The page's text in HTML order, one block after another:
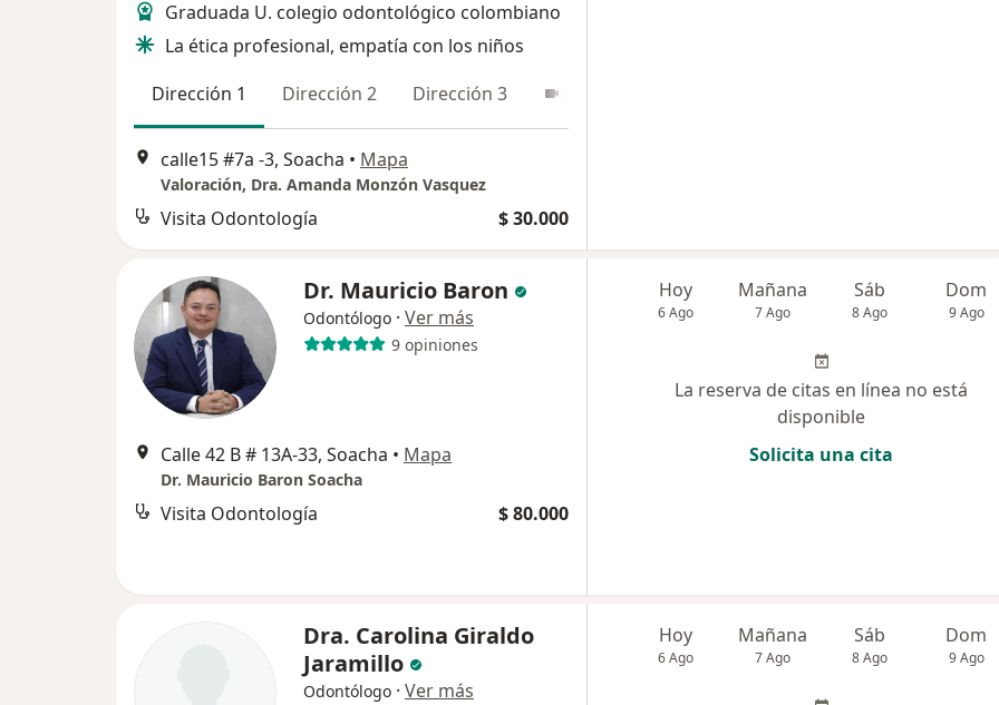
Graduada U. colegio odontológico colombiano
La ética profesional, empatía con los niños
Dirección 1
Dirección 2 Dirección 3
calle15 #7a -3, Soacha • Mapa
Valoración, Dra. Amanda Monzón Vasquez
Visita Odontología $ 30.000
Dr. Mauricio Baron
Odontólogo · Ver más
9 opiniones
Calle 42 B # 13A-33, Soacha • Mapa
Dr. Mauricio Baron Soacha
Visita Odontología $ 80.000
Hoy
6 Ago
Mañana
7 Ago
Sáb
8 Ago
Dom
9 Ago
La reserva de citas en línea no está
disponible
Solicita una cita
Dra. Carolina Giraldo
Jaramillo
Odontólogo · Ver más
Hoy
6 Ago
Mañana
7 Ago
Sáb
8 Ago
Dom
9 Ago